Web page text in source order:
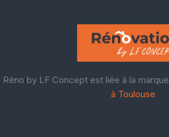
Réno by LF Concept est liée à la marque
à Toulouse